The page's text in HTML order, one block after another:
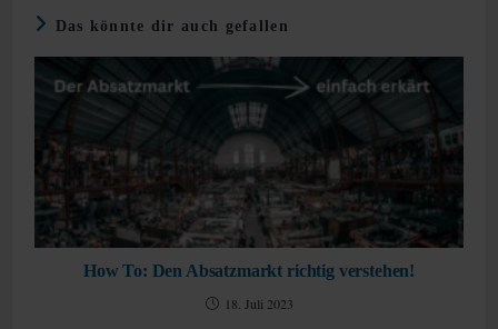
Das könnte dir auch gefallen
How To: Den Absatzmarkt richtig verstehen!
18. Juli 2023